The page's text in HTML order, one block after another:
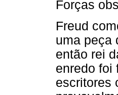
Forças
Freud
uma peça
então rei
enredo foi
escritores